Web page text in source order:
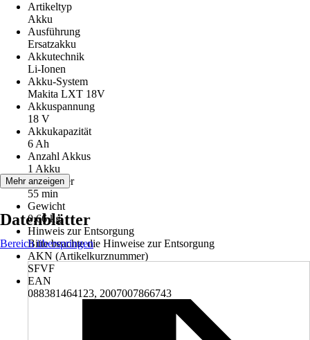
Artikeltyp
Akku
Ausführung
Ersatzakku
Akkutechnik
Li-Ionen
Akku-System
Makita LXT 18V
Akkuspannung
18 V
Akkukapazität
6 Ah
Anzahl Akkus
1 Akku
Ladedauer
55 min
Gewicht
0,66 kg
Hinweis zur Entsorgung
Bitte beachte die Hinweise zur Entsorgung
AKN (Artikelkurznummer)
SFVF
EAN
088381464123, 2007007866743
Mehr anzeigen
Datenblätter
Bereich überspringen